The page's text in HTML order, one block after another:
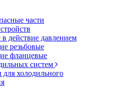
части
действие давлением
резьбовые
фланцевые
систем
для холодильного